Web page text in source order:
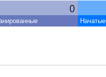
0
Начатые